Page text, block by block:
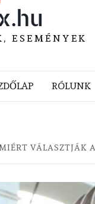
ESEMÉNYEK
RÓLUNK
VÁLASZTJÁK